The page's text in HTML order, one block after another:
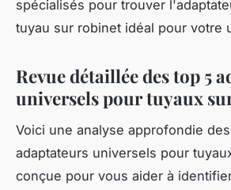
spécialisés pour trouver
tuyau sur robinet idéal pour votre
Revue détaillée des top 5
universels pour tuyaux
Voici une analyse approfondie
adaptateurs universels pour
conçue pour vous aider à